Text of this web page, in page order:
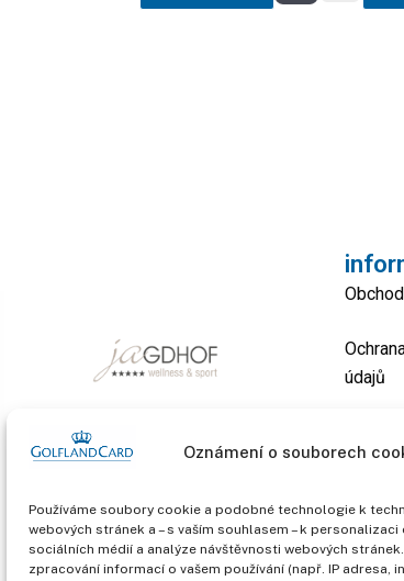
Oznámení o souborech
Používáme soubory cookie a podobné technologie k
webových stránek a – s vaším souhlasem – k
sociálních médií a analýze návštěvnosti webových
zpracování informací o vašem používání (např. IP adresa,
údajů